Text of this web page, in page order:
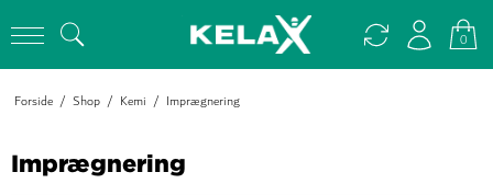
0
Forside / Shop / Kemi / Imprægnering
Imprægnering